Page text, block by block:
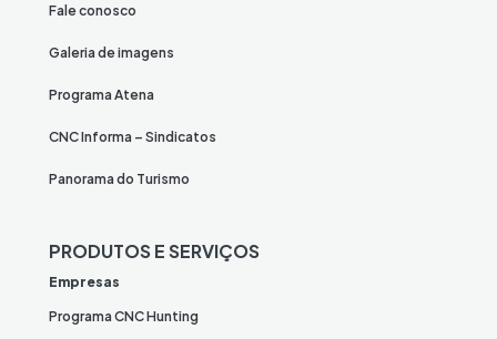
Fale conosco
Galeria de imagens
Programa Atena
CNC Informa – Sindicatos
Panorama do Turismo
PRODUTOS E SERVIÇOS
Empresas
Programa CNC Hunting